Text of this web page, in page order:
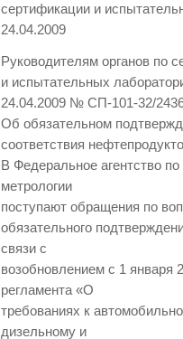
сертификации и
24.04.2009
Руководителям органов по
и испытательных
24.04.2009 № СП-101-32/
Об обязательном
соответствия
В Федеральное агентство
метрологии
поступают обращения по
обязательного
связи с
возобновлением с 1 января
регламента «О
требованиях к
дизельному и